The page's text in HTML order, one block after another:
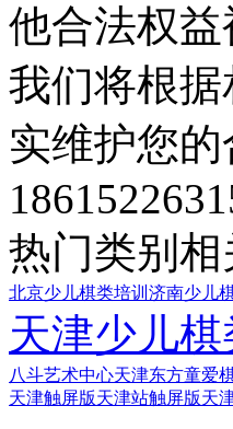
他合法权
我们将根
实维护您
热门类别 相
北京少儿棋类培训 济南少儿
天津少儿棋
八斗艺术中心天津东方童爱
天津触屏版天津站触屏版天